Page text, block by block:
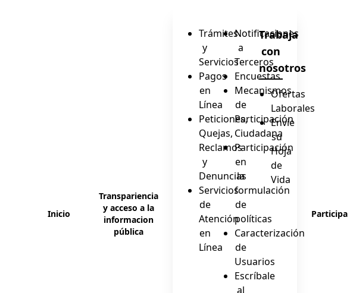
Inicio
Transpariencia
y acceso a la
informacion
pública
Trámites
y
Servicios
Pagos
en
Línea
Peticiones,
Quejas,
Reclamos
y
Denuncias
Servicios
de
Atención
en
Línea
Notificaciones
a
Terceros
Encuestas
Mecanismos
de
Participación
Ciudadana
Participación
en
la
formulación
de
políticas
Caracterización
de
Usuarios
Escríbale
al
Trabaja
con
nosotros
Ofertas
Laborales
Envíe
su
Hoja
de
Vida
Participa